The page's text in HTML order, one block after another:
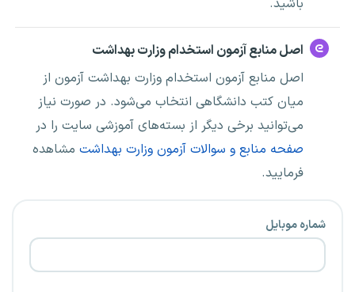
باشید.
اصل منابع آزمون استخدام وزارت بهداشت
اصل منابع آزمون استخدام وزارت بهداشت آزمون از
میان کتب دانشگاهی انتخاب می‌شود. در صورت نیاز
می‌توانید برخی دیگر از بسته‌های آموزشی سایت را در
صفحه منابع و سوالات آزمون وزارت بهداشت مشاهده
فرمایید.
شماره موبایل